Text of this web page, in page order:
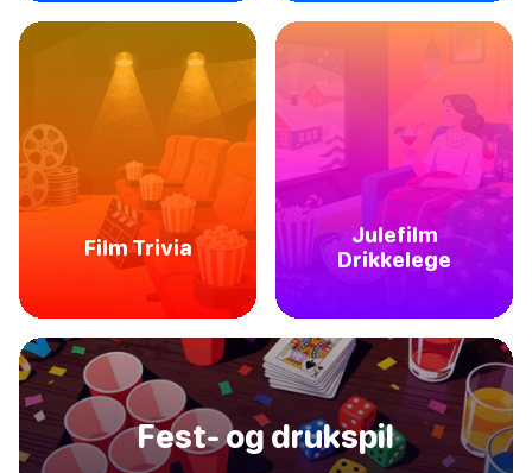
Film Trivia
Julefilm
Drikkelege
Fest- og drukspil